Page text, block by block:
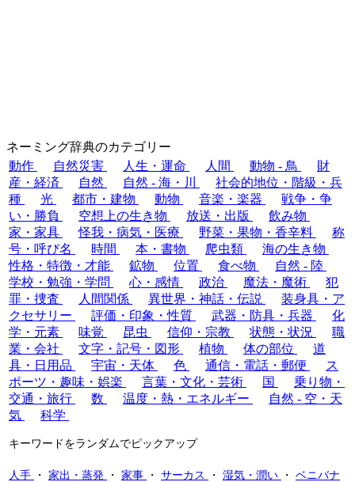
ネーミング辞典のカテゴリー
動作
自然災害 人生・運命 人間 動物 - 鳥
財
産・経済
自然 自然 - 海・川
社会的地位・階級・兵
種
光 都市・建物 動物 音楽・楽器
戦争・争
い・勝負
空想上の生き物 放送・出版
飲み物
家・家具
怪我・病気・医療 野菜・果物・香辛料
称
号・呼び名
時間 本・書物 爬虫類
海の生き物
性格・特徴・才能
鉱物 位置 食べ物
自然 - 陸
学校・勉強・学問
心・感情 政治 魔法・魔術
犯
罪・捜査
人間関係 異世界・神話・伝説
装身具・ア
クセサリー
評価・印象・性質 武器・防具・兵器
化
学・元素
味覚 昆虫 信仰・宗教 状態・状況
職
業・会社
文字・記号・図形 植物 体の部位
道
具・日用品
宇宙・天体 色 通信・電話・郵便
ス
ポーツ・趣味・娯楽
言葉・文化・芸術 国
乗り物・
交通・旅行
数 温度・熱・エネルギー
自然 - 空・天
気
科学
キーワードをランダムでピックアップ
人手 ・ 家出・蒸発 ・ 家事 ・ サーカス ・ 湿気・潤い ・ ベニバナ